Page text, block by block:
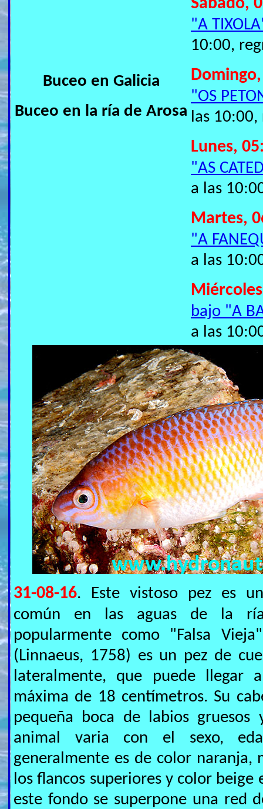
Buceo en Galicia
Buceo en la ría de Arosa
Sábado,
"A
10:00,
"OS
las 10:00,
Lunes,
"AS
a las
Martes,
"A
a las
bajo "A
a las
31-08-16. Este vistoso pez es
común en las aguas de la
popularmente como "Falsa
(Linnaeus, 1758) es un pez de
lateralmente, que puede llegar
máxima de 18 centímetros. Su
pequeña boca de labios gruesos
animal varia con el sexo,
generalmente es de color naranja,
los flancos superiores y color
este fondo se superpone una red